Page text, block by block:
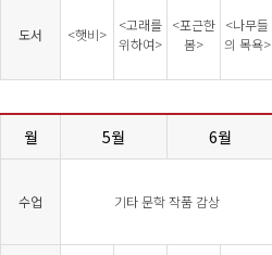
도서 <햇비>
<고래를
위하여>
<포근한
봄>
<나무들
의 목욕>
월 5월 6월
수업 기타 문학 작품 감상